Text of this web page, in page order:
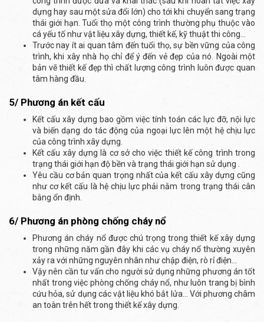
dựng hay sau một sửa đổi lớn) cho tới khi chuyển sang trạng
thái giới hạn. Tuổi thọ một công trình thường phụ thuộc vào
cá yếu tố như vật liệu xây dựng, thiết kế, kỹ thuật thi công…
Trước nay ít ai quan tâm đến tuổi thọ, sự bền vững của công
trình, khi xây nhà họ chỉ để ý đến vẻ đẹp của nó. Ngoài một
bản vẽ thiết kế đẹp thì chất lượng công trình luôn được quan
tâm hàng đầu.
5/ Phương án kết cấu
Kết cấu xây dựng bao gồm việc tính toán các lực đỡ, nội lực
và biến dạng do tác động của ngoại lực lên một hệ chịu lực
của công trình xây dựng.
Kết cấu xây dựng là cơ sở cho việc thiết kế công trình trong
trạng thái giới hạn độ bền và trạng thái giới hạn sử dụng .
Yêu cầu cơ bản quan trọng nhất của kết cấu xây dựng cũng
như cơ kết cấu là hệ chịu lực phải nằm trong trạng thái cân
bằng ổn định.
6/ Phương án phòng chống cháy nổ
Phương án cháy nổ được chú trọng trong thiết kế xây dựng
trong những năm gần đây khi các vụ cháy nổ thường xuyên
xảy ra với những nguyên nhân như chập điện, rò rỉ điện…
Vậy nên cần tư vấn cho người sử dụng những phương án tốt
nhất trong việc phòng chống cháy nổ, như luôn trang bị bình
cứu hỏa, sử dụng các vật liệu khó bắt lửa… Với phương châm
an toàn trên hết trong thiết kế xây dựng.